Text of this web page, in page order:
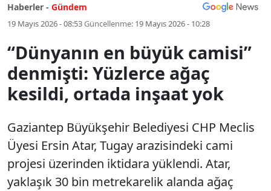
Haberler - Gündem
19 Mayıs 2026 - 08:53Güncellenme: 19 Mayıs 2026 - 10:28
“Dünyanın en büyük camisi”
denmişti: Yüzlerce ağaç
kesildi, ortada inşaat yok
Gaziantep Büyükşehir Belediyesi CHP Meclis
Üyesi Ersin Atar, Tugay arazisindeki cami
projesi üzerinden iktidara yüklendi. Atar,
yaklaşık 30 bin metrekarelik alanda ağaç